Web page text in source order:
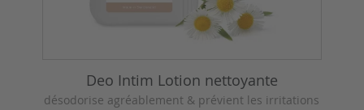
Deo Intim Lotion nettoyante
désodorise agréablement & prévient les irritations